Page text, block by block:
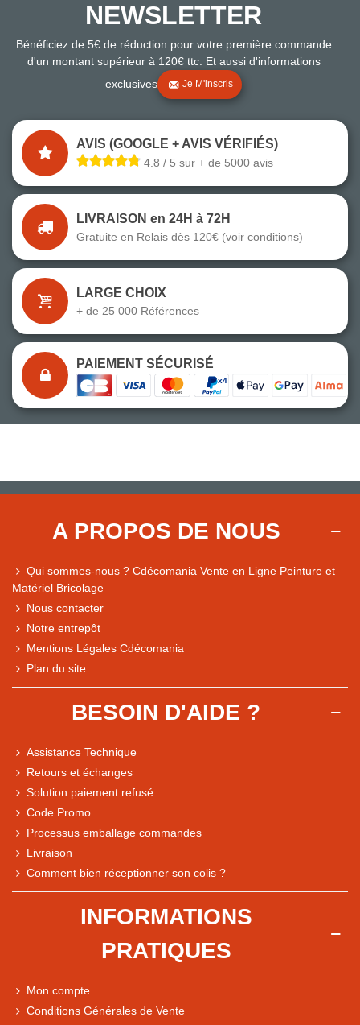
Comparaison des performances du magasin
Express, Chez vous, Point relais, Retrait magasin
NEWSLETTER
Bénéficiez de 5€ de réduction pour votre première commande
d'un montant supérieur à 120€ ttc. Et aussi d'informations
exclusives
Je M'inscris
AVIS (GOOGLE + AVIS VÉRIFIÉS)
4.8 / 5 sur + de 5000 avis
LIVRAISON en 24H à 72H
Gratuite en Relais dès 120€ (voir conditions)
LARGE CHOIX
+ de 25 000 Références
PAIEMENT SÉCURISÉ
A PROPOS DE NOUS
Qui sommes-nous ? Cdécomania Vente en Ligne Peinture et
Matériel Bricolage
Nous contacter
Notre entrepôt
Mentions Légales Cdécomania
Plan du site
BESOIN D'AIDE ?
Assistance Technique
Retours et échanges
Solution paiement refusé
Code Promo
Processus emballage commandes
Livraison
Comment bien réceptionner son colis ?
INFORMATIONS
PRATIQUES
Mon compte
Conditions Générales de Vente